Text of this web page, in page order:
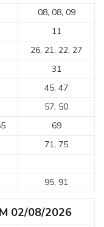
08, 08, 09
11
26, 21, 22, 27
31
45, 47
57, 50
69
71, 75
95, 91
02/08/2026